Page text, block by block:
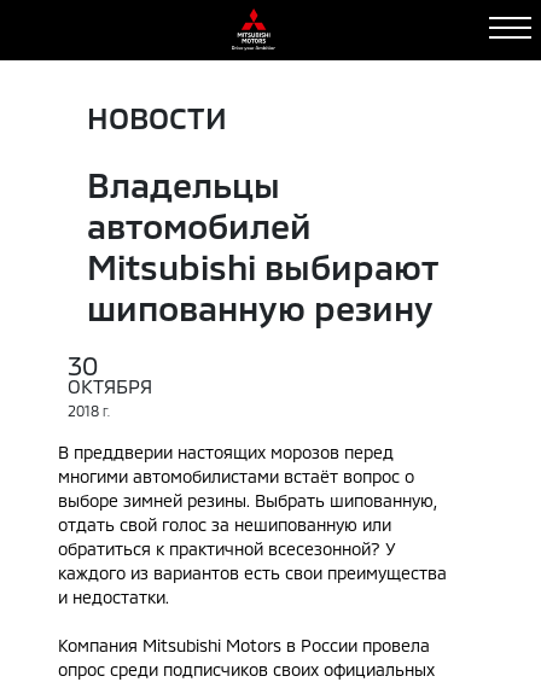
НОВОСТИ
Владельцы
автомобилей
Mitsubishi выбирают
шипованную резину
30
ОКТЯБРЯ
2018 Г.
В преддверии настоящих морозов перед
многими автомобилистами встаёт вопрос о
выборе зимней резины. Выбрать шипованную,
отдать свой голос за нешипованную или
обратиться к практичной всесезонной? У
каждого из вариантов есть свои преимущества
и недостатки.
Компания Mitsubishi Motors в России провела
опрос среди подписчиков своих официальных